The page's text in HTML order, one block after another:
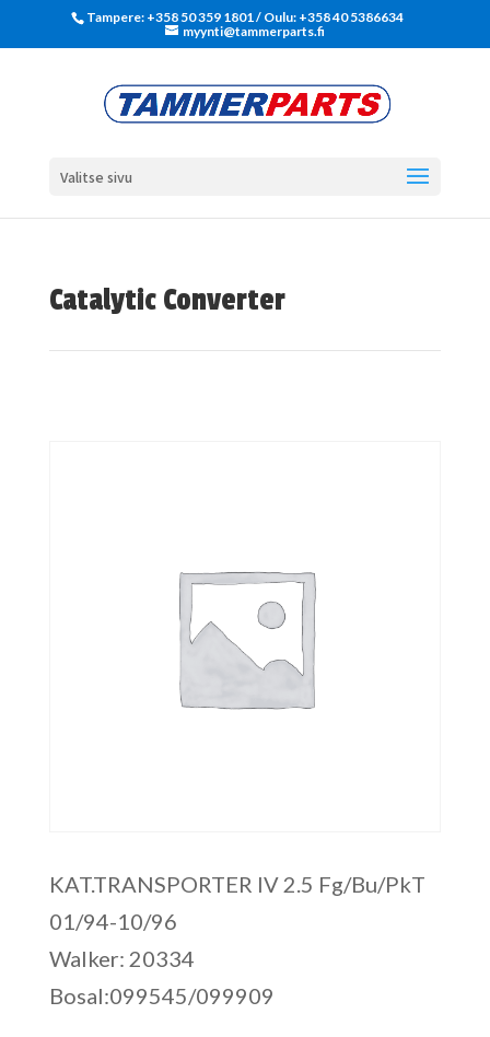
Tampere: +358 50 359 1801‬ / Oulu: +358 40 5386634
myynti@tammerparts.fi
Valitse sivu
Catalytic Converter
KAT.TRANSPORTER IV 2.5 Fg/Bu/PkT
01/94-10/96
Walker: 20334
Bosal:099545/099909